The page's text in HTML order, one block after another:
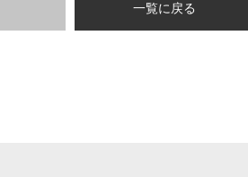
一覧に戻る